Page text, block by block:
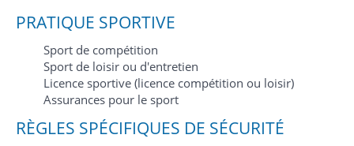
PRATIQUE SPORTIVE
Sport de compétition
Sport de loisir ou d'entretien
Licence sportive (licence compétition ou loisir)
Assurances pour le sport
RÈGLES SPÉCIFIQUES DE SÉCURITÉ